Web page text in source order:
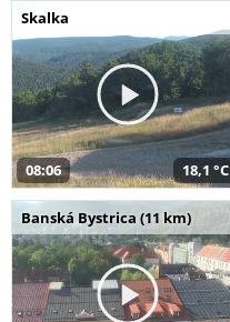
Skalka
08:06 18,1 °C
Banská Bystrica (11 km)